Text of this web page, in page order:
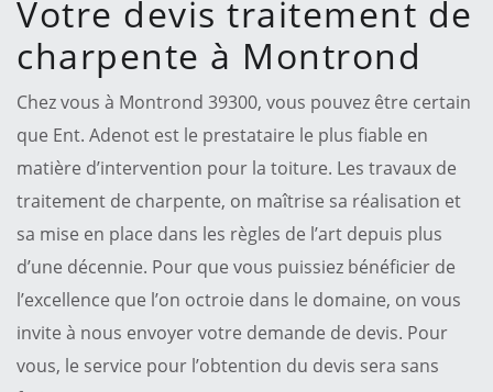
Votre devis traitement de
charpente à Montrond
Chez vous à Montrond 39300, vous pouvez être certain
que Ent. Adenot est le prestataire le plus fiable en
matière d’intervention pour la toiture. Les travaux de
traitement de charpente, on maîtrise sa réalisation et
sa mise en place dans les règles de l’art depuis plus
d’une décennie. Pour que vous puissiez bénéficier de
l’excellence que l’on octroie dans le domaine, on vous
invite à nous envoyer votre demande de devis. Pour
vous, le service pour l’obtention du devis sera sans